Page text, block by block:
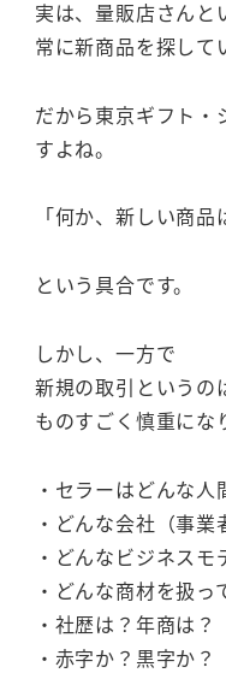
実は、量販店さんと
常に新商品を探して
だから東京ギフト・
すよね。
「何か、新しい商品
という具合です。
しかし、一方で
新規の取引というの
ものすごく慎重にな
・セラーはどんな人
・どんな会社（事業
・どんなビジネスモ
・どんな商材を扱っ
・社歴は？年商は？
・赤字か？黒字か？